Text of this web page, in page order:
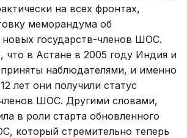
на всех фронтах,
меморандума об
новых государств-членов ШОС.
что в Астане в 2005 году Индия и
наблюдателями, и именно
лет они получили статус
ШОС. Другими словами,
в роли старта обновленного
который стремительно теперь